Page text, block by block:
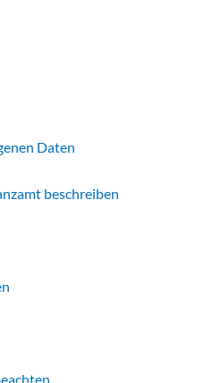
Daten
beschreiben